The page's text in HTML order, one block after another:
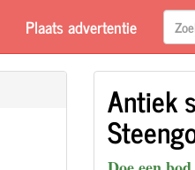
Plaats advertentie
Antiek